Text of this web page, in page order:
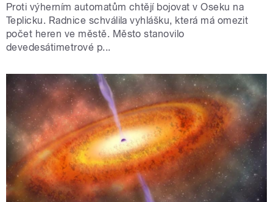
Proti výherním automatům chtějí bojovat v Oseku na
Teplicku. Radnice schválila vyhlášku, která má omezit
počet heren ve městě. Město stanovilo
devedesátimetrové p...